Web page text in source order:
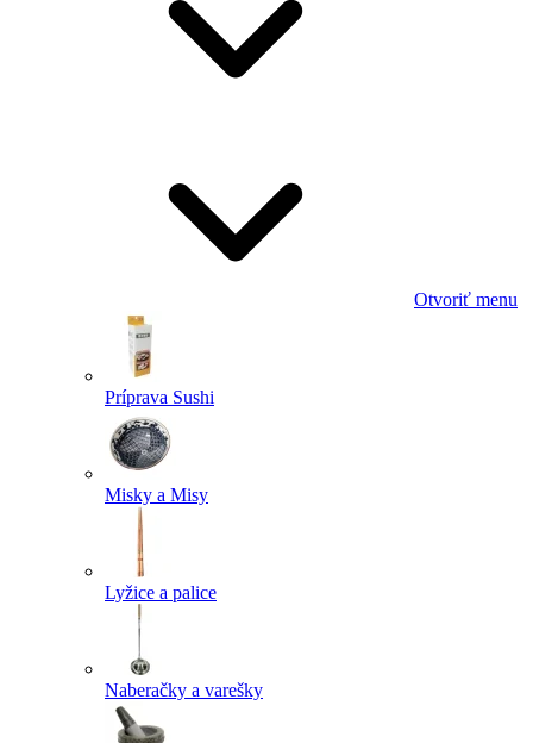
Otvoriť menu
Príprava Sushi
Misky a Misy
Lyžice a palice
Naberačky a varešky